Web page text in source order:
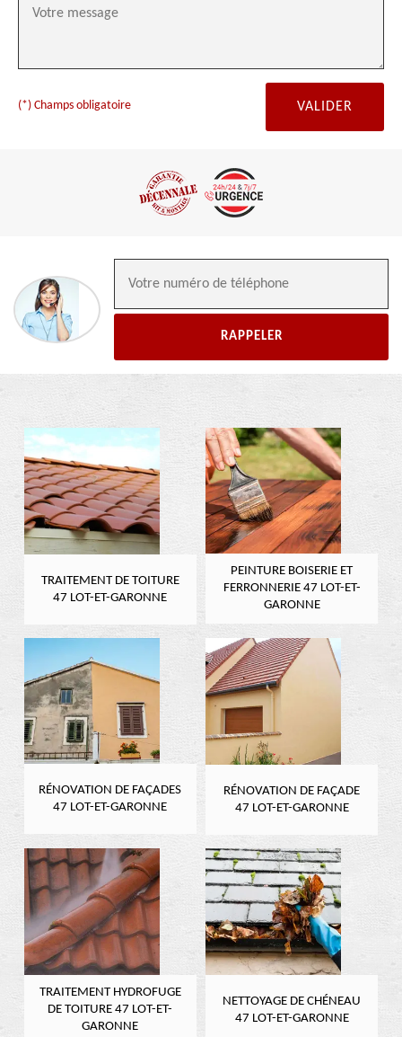
(*) Champs obligatoire
TRAITEMENT DE TOITURE
47 LOT-ET-GARONNE
PEINTURE BOISERIE ET
FERRONNERIE 47 LOT-ET-
GARONNE
RÉNOVATION DE FAÇADES
47 LOT-ET-GARONNE
RÉNOVATION DE FAÇADE
47 LOT-ET-GARONNE
TRAITEMENT HYDROFUGE
DE TOITURE 47 LOT-ET-
GARONNE
NETTOYAGE DE CHÉNEAU
47 LOT-ET-GARONNE